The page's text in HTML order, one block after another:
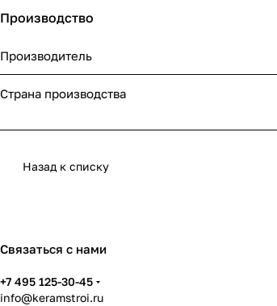
Производство
Производитель
Страна производства
Назад к списку
Связаться с нами
+7 495 125-30-45
info@keramstroi.ru